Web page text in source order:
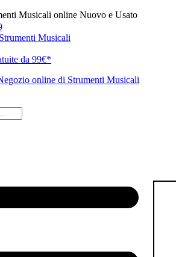
Musicali online Nuovo e Usato
Musicali
da 99€*